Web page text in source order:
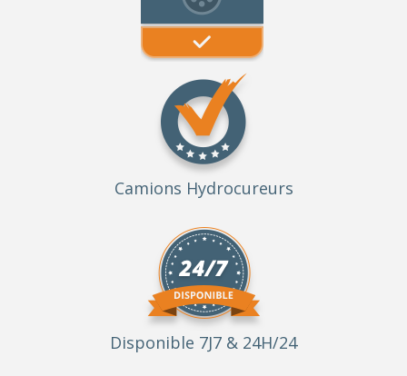
Camions Hydrocureurs
Disponible 7J7 & 24H/24